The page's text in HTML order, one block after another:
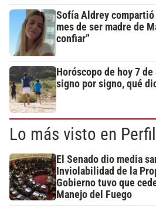
Sofía Aldrey
mes de ser madre de
confiar”
Horóscopo de hoy 7
signo por signo, qué
Lo más visto en Perfil
El Senado dio media
Inviolabilidad de la
Gobierno tuvo que
Manejo del Fuego